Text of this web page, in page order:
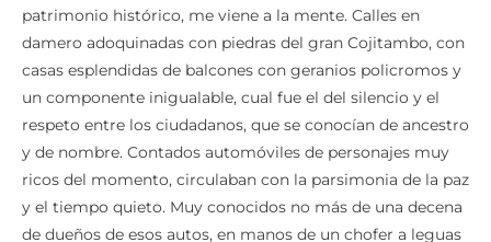
patrimonio histórico, me viene a la mente. Calles en
damero adoquinadas con piedras del gran Cojitambo, con
casas esplendidas de balcones con geranios policromos y
un componente inigualable, cual fue el del silencio y el
respeto entre los ciudadanos, que se conocían de ancestro
y de nombre. Contados automóviles de personajes muy
ricos del momento, circulaban con la parsimonia de la paz
y el tiempo quieto. Muy conocidos no más de una decena
de dueños de esos autos, en manos de un chofer a leguas